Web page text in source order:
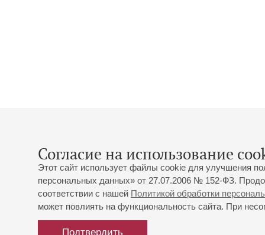
Согласие на использование
Этот сайт использует файлы cookie для улучшения
персональных данных» от 27.07.2006 № 152-ФЗ.
соответствии с нашей Политикой обработки
может повлиять на функциональность сайта. При
Подтвердить